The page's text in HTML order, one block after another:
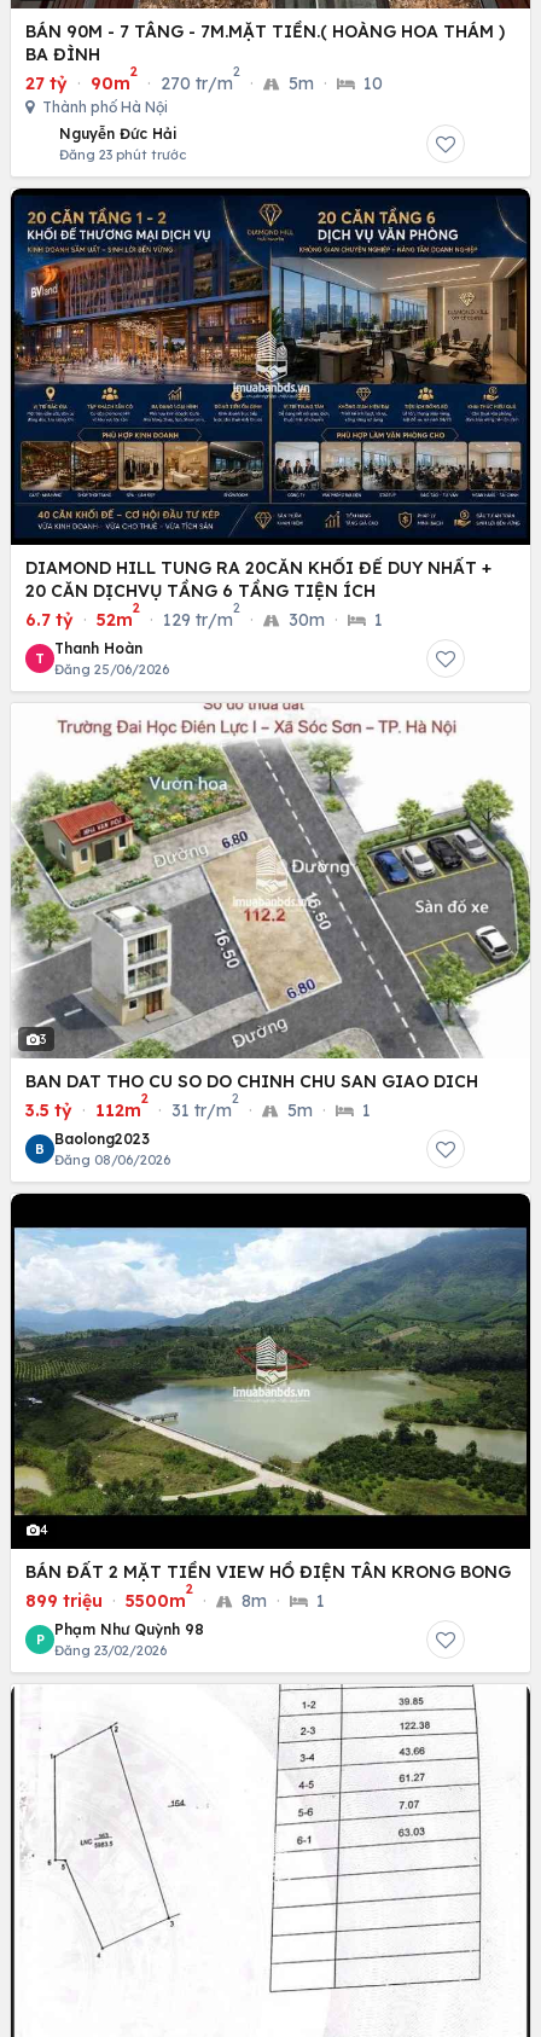
BÁN 90M - 7 TÂNG - 7M.MẶT TIỀN.( HOÀNG HOA THÁM )
BA ĐÌNH
27 tỷ · 90m
2
· 270 tr/m
2
· 5m · 10
Thành phố Hà Nội
Nguyễn Đức Hải
Đăng 23 phút trước
DIAMOND HILL TUNG RA 20CĂN KHỐI ĐẾ DUY NHẤT +
20 CĂN DỊCHVỤ TẦNG 6 TẦNG TIỆN ÍCH
6.7 tỷ · 52m
2
· 129 tr/m
2
· 30m · 1
T
Thanh Hoàn
Đăng 25/06/2026
3
BAN DAT THO CU SO DO CHINH CHU SAN GIAO DICH
3.5 tỷ · 112m
2
· 31 tr/m
2
· 5m · 1
B
Baolong2023
Đăng 08/06/2026
4
BÁN ĐẤT 2 MẶT TIỀN VIEW HỒ ĐIỆN TÂN KRONG BONG
899 triệu · 5500m
2
· 8m · 1
P
Phạm Như Quỳnh 98
Đăng 23/02/2026